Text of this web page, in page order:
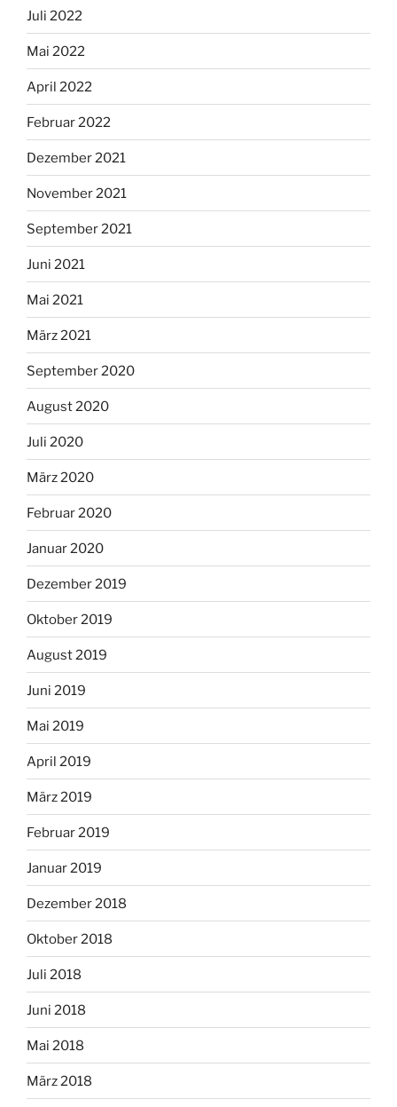
Juli 2022
Mai 2022
April 2022
Februar 2022
Dezember 2021
November 2021
September 2021
Juni 2021
Mai 2021
März 2021
September 2020
August 2020
Juli 2020
März 2020
Februar 2020
Januar 2020
Dezember 2019
Oktober 2019
August 2019
Juni 2019
Mai 2019
April 2019
März 2019
Februar 2019
Januar 2019
Dezember 2018
Oktober 2018
Juli 2018
Juni 2018
Mai 2018
März 2018